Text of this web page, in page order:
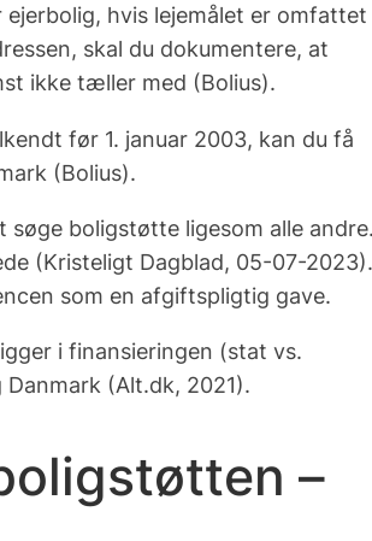
hvis lejemålet er omfattet
skal du dokumentere, at
ikke tæller med (Bolius).
før 1. januar 2003, kan du få
(Bolius).
boligstøtte ligesom alle
(Kristeligt Dagblad, 05-07-2023).
som en afgiftspligtig gave.
i finansieringen (stat vs.
(Alt.dk, 2021).
–